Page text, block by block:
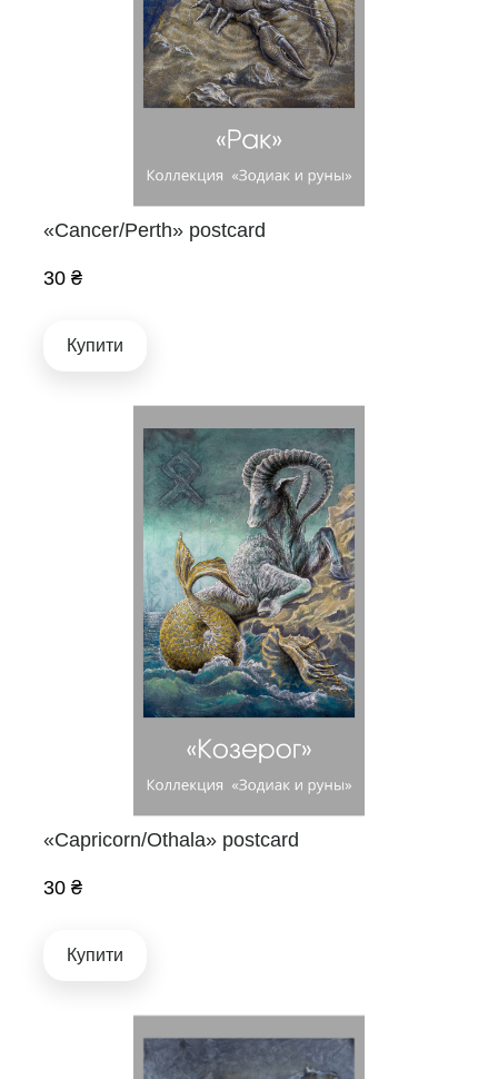
«Cancer/Perth» postcard
30 ₴
Купити
«Capricorn/Othala» postcard
30 ₴
Купити